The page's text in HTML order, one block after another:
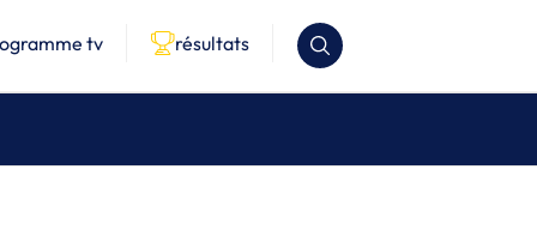
tv résultats